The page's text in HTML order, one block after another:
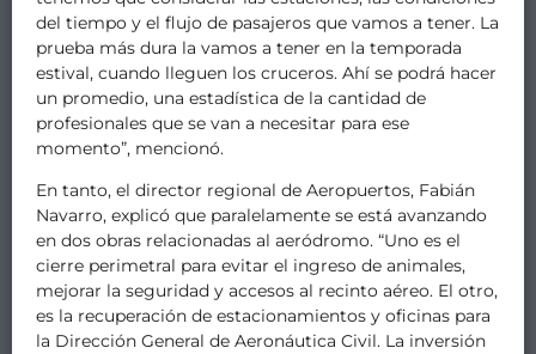
del tiempo y el flujo de pasajeros que vamos a tener. La
prueba más dura la vamos a tener en la temporada
estival, cuando lleguen los cruceros. Ahí se podrá hacer
un promedio, una estadística de la cantidad de
profesionales que se van a necesitar para ese
momento”, mencionó.
En tanto, el director regional de Aeropuertos, Fabián
Navarro, explicó que paralelamente se está avanzando
en dos obras relacionadas al aeródromo. “Uno es el
cierre perimetral para evitar el ingreso de animales,
mejorar la seguridad y accesos al recinto aéreo. El otro,
es la recuperación de estacionamientos y oficinas para
la Dirección General de Aeronáutica Civil. La inversión